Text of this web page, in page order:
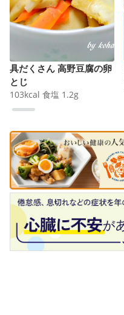
具だくさん 高野豆腐の卵
とじ
103kcal 食塩 1.2g